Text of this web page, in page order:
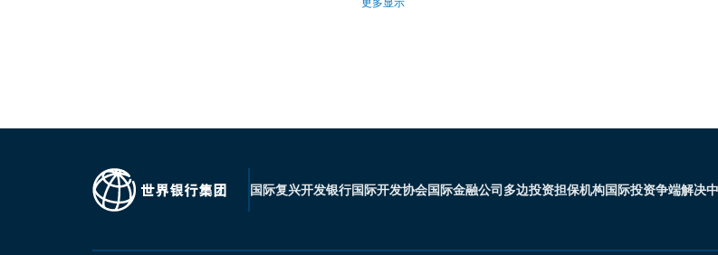
国际复兴开发银行国际开发协会国际金融公司多边投资担保机构国际投资争端解决